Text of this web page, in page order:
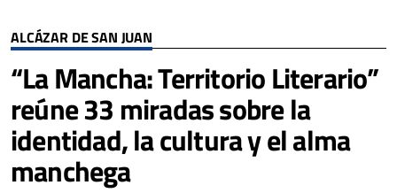
ALCÁZAR DE SAN JUAN
“La Mancha: Territorio Literario”
reúne 33 miradas sobre la
identidad, la cultura y el alma
manchega